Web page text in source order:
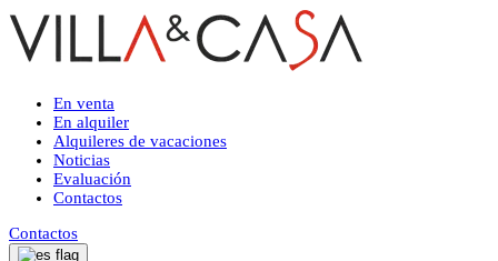
En venta
En alquiler
Alquileres de vacaciones
Noticias
Evaluación
Contactos
Contactos